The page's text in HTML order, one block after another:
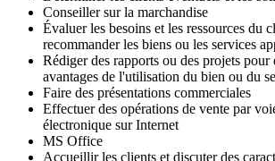
Conseiller sur la marchandise
Évaluer les besoins et les ressources du
recommander les biens ou les services
Rédiger des rapports ou des projets pour
avantages de l'utilisation du bien ou du
Faire des présentations commerciales
Effectuer des opérations de vente par
électronique sur Internet
MS Office
Accueillir les clients et discuter des